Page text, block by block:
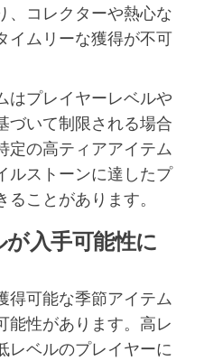
、コレクターや熱心な
イムリーな獲得が不可
はプレイヤーレベルや
づいて制限される場合
定の高ティアアイテム
ルストーンに達したプ
ことがあります。
入手可能性に
得可能な季節アイテム
能性があります。高レ
レベルのプレイヤーに